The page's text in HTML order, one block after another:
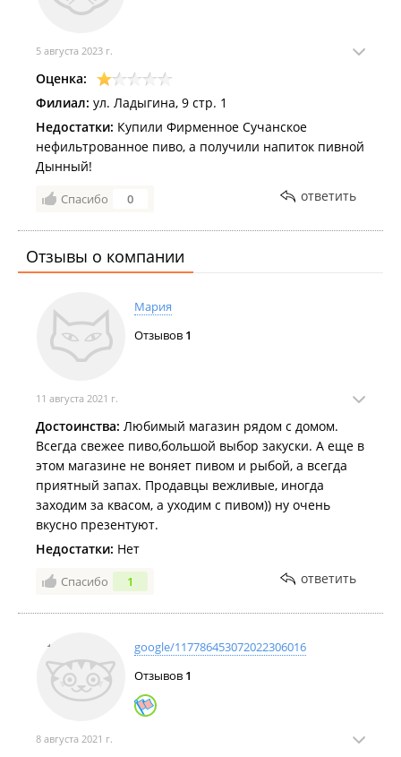
5 августа 2023 г.
Оценка:
Филиал: ул. Ладыгина, 9 стр. 1
Недостатки: Купили Фирменное Сучанское
нефильтрованное пиво, а получили напиток пивной
Дынный!
Спасибо 0 ответить
Отзывы о компании
Мария
Отзывов 1
11 августа 2021 г.
Достоинства: Любимый магазин рядом с домом.
Всегда свежее пиво,большой выбор закуски. А еще в
этом магазине не воняет пивом и рыбой, а всегда
приятный запах. Продавцы вежливые, иногда
заходим за квасом, а уходим с пивом)) ну очень
вкусно презентуют.
Недостатки: Нет
Спасибо 1 ответить
google/117786453072022306016
Отзывов 1
8 августа 2021 г.